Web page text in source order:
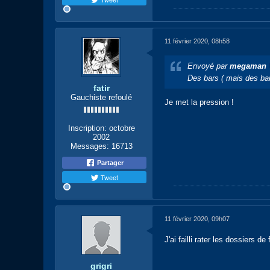
fatir
Gauchiste refoulé
Inscription: octobre
2002
Messages: 16713
Partager
Tweet
11 février 2020, 08h58
Envoyé par megaman
Des bars ( mais des
Je met la pression !
grigri
11 février 2020, 09h07
J'ai failli rater les dossiers de